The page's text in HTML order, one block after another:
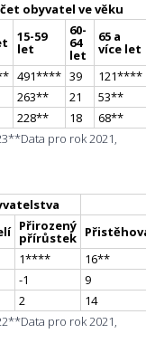
obyvatel ve věku
15-59
let
60-
64
let
65 a
více let
491**** 39 121****
263** 21 53**
228** 18 68**
Data pro rok 2021,
Přirozený
přírůstek
1**** 16**
-1
9
2
14
Data pro rok 2021,